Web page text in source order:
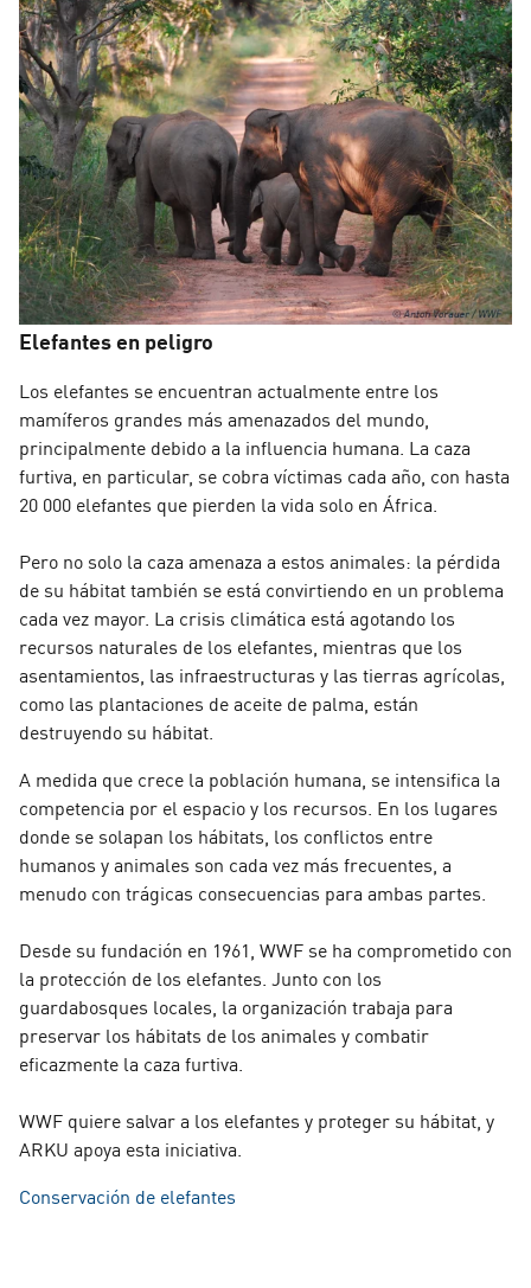
Elefantes en peligro
Los elefantes se encuentran actualmente entre los
mamíferos grandes más amenazados del mundo,
principalmente debido a la influencia humana. La caza
furtiva, en particular, se cobra víctimas cada año, con hasta
20 000 elefantes que pierden la vida solo en África.
Pero no solo la caza amenaza a estos animales: la pérdida
de su hábitat también se está convirtiendo en un problema
cada vez mayor. La crisis climática está agotando los
recursos naturales de los elefantes, mientras que los
asentamientos, las infraestructuras y las tierras agrícolas,
como las plantaciones de aceite de palma, están
destruyendo su hábitat.
A medida que crece la población humana, se intensifica la
competencia por el espacio y los recursos. En los lugares
donde se solapan los hábitats, los conflictos entre
humanos y animales son cada vez más frecuentes, a
menudo con trágicas consecuencias para ambas partes.
Desde su fundación en 1961, WWF se ha comprometido con
la protección de los elefantes. Junto con los
guardabosques locales, la organización trabaja para
preservar los hábitats de los animales y combatir
eficazmente la caza furtiva.
WWF quiere salvar a los elefantes y proteger su hábitat, y
ARKU apoya esta iniciativa.
Conservación de elefantes